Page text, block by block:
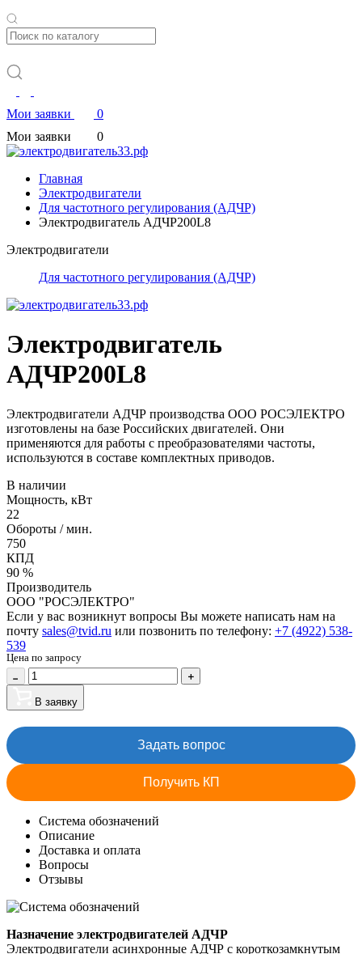
Мои заявки
0
Мои заявки
0
Главная
Электродвигатели
Для частотного регулирования (АДЧР)
Электродвигатель АДЧР200L8
Электродвигатели
Для частотного регулирования (АДЧР)
Электродвигатель
АДЧР200L8
Электродвигатели АДЧР производства ООО РОСЭЛЕКТРО
изготовлены на базе Российских двигателей. Они
применяются для работы с преобразователями частоты,
используются в составе комплектных приводов.
В наличии
Мощность, кВт
22
Обороты / мин.
750
КПД
90 %
Производитель
ООО "РОСЭЛЕКТРО"
Если у вас возникнут вопросы Вы можете написать нам на
почту sales@tvid.ru или позвонить по телефону: +7 (4922) 538-
539
Цена по запросу
В заявку
Задать вопрос
Получить КП
Система обозначений
Описание
Доставка и оплата
Вопросы
Отзывы
Назначение электродвигателей АДЧР
Электродвигатели асинхронные АДЧР с короткозамкнутым